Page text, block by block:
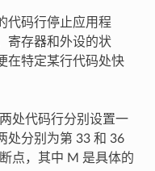
代码行停止应用程
寄存器和外设的状
在特定某行代码处快
处代码行分别设置一
处分别为第 33 和 36
点，其中 M 是具体的